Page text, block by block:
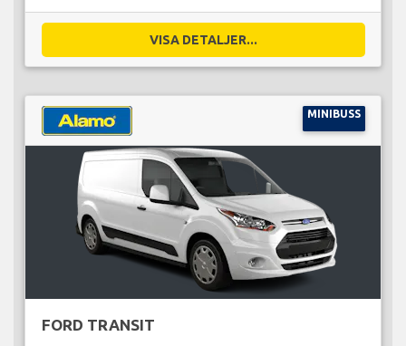
VISA DETALJER...
MINIBUSS
FORD TRANSIT